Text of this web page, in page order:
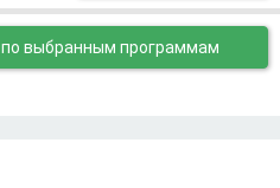
по выбранным программам